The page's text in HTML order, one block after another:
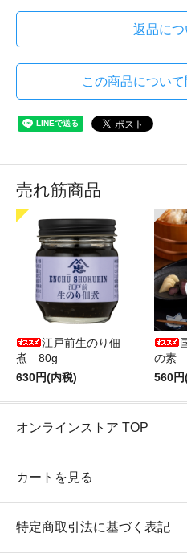
返品につ
この商品につい
売れ筋商品
江戸前生のり佃
煮 80g
630円(内税)
の素
560円
オンラインストア TOP
カートを見る
特定商取引法に基づく表記